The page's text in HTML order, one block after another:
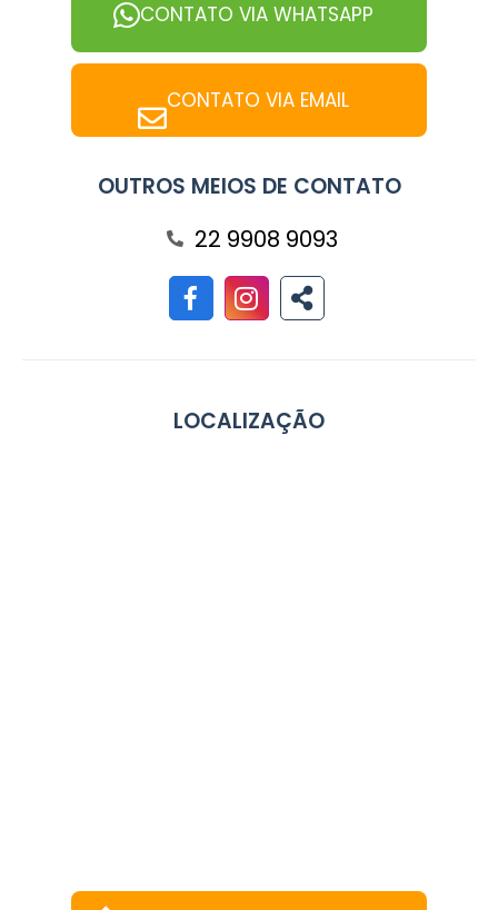
CONTATO VIA WHATSAPP
CONTATO VIA EMAIL
OUTROS MEIOS DE CONTATO
22 9908 9093
LOCALIZAÇÃO